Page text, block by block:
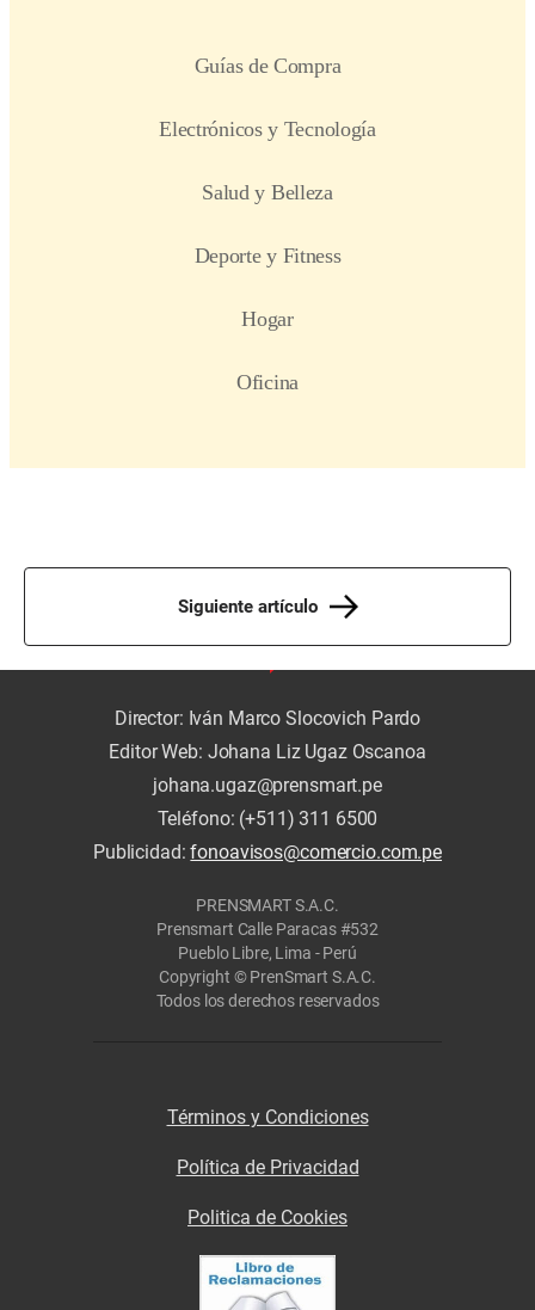
Siguiente artículo
Director: Iván Marco Slocovich Pardo
Editor Web: Johana Liz Ugaz Oscanoa
johana.ugaz@prensmart.pe
Teléfono: (+511) 311 6500
Publicidad:fonoavisos@comercio.com.pe
PRENSMART S.A.C.
Prensmart Calle Paracas #532
Pueblo Libre, Lima - Perú
Copyright © PrenSmart S.A.C.
Todos los derechos reservados
Términos y Condiciones
Política de Privacidad
Politica de Cookies